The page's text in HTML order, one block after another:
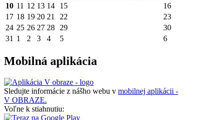
10 11 12 13 14 15
16
17 18 19 20 21 22
23
24 25 26 27 28 29
30
31 1 2 3 4 5 6
Mobilná aplikácia
Sledujte informácie z nášho webu v mobilnej aplikácii -
V OBRAZE.
Voľne k stiahnutiu: